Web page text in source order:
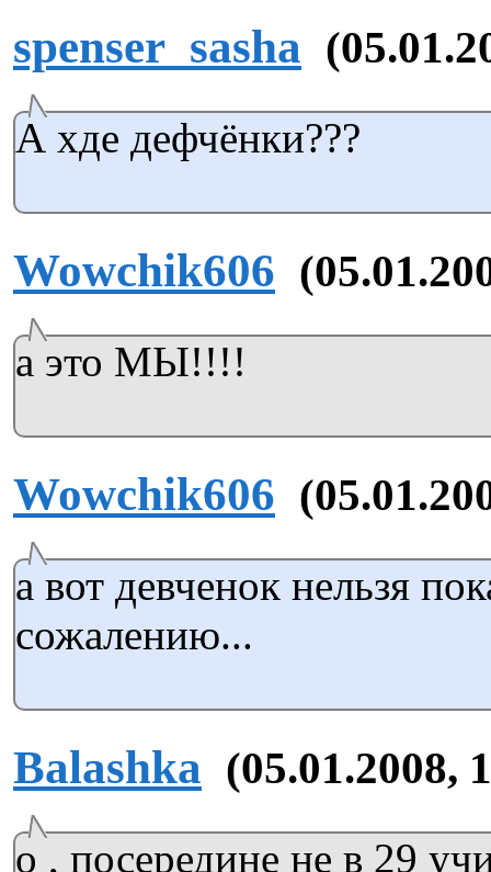
spenser_sasha
А хде дефчёнки???
Wowchik606
а это МЫ!!!!
Wowchik606
а вот девченок нельзя
сожалению...
Balashka (05.01.2008,
о , посередине не в 29